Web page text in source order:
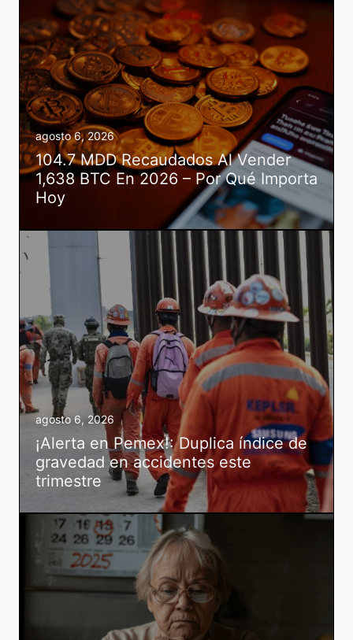
agosto 6, 2026
104.7 MDD Recaudados Al Vender
1,638 BTC En 2026 – Por Qué Importa
Hoy
agosto 6, 2026
¡Alerta en Pemex!: Duplica índice de
gravedad en accidentes este
trimestre